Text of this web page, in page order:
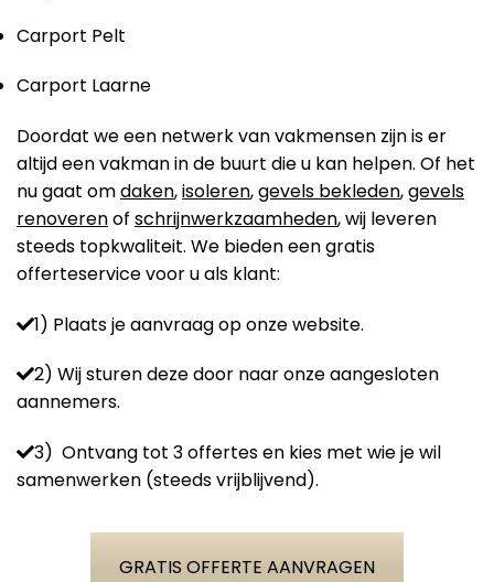
Carport Pelt
Carport Laarne
Doordat we een netwerk van vakmensen zijn is er
altijd een vakman in de buurt die u kan helpen. Of het
nu gaat omdaken,isoleren,gevels bekleden,gevels
renoverenof schrijnwerkzaamheden, wij leveren
steeds topkwaliteit. We bieden een gratis
offerteservice voor u als klant:
1) Plaats je aanvraag op onze website.
2) Wij sturen deze door naar onze aangesloten
aannemers.
3) Ontvang tot 3 offertes en kies met wie je wil
samenwerken (steeds vrijblijvend).
GRATIS OFFERTE AANVRAGEN